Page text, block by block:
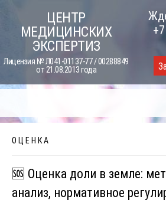
content
ЦЕНТР
МЕДИЦИНСКИХ
ЭКСПЕРТИЗ
Лицензия № Л041-01137-77 / 00288849
от 21.08.2013 года
О Ц Е Н К А
🆘 Оценка доли в земле:
анализ, нормативное